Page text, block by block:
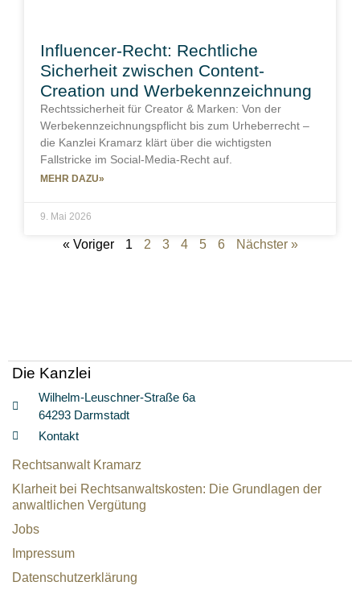
Influencer-Recht: Rechtliche
Sicherheit zwischen Content-
Creation und Werbekennzeichnung
Rechtssicherheit für Creator & Marken: Von der
Werbekennzeichnungspflicht bis zum Urheberrecht –
die Kanzlei Kramarz klärt über die wichtigsten
Fallstricke im Social-Media-Recht auf.
MEHR DAZU»
9. Mai 2026
« Voriger 1 2 3 4 5 6 Nächster »
Die Kanzlei
Wilhelm-Leuschner-Straße 6a
64293 Darmstadt
Kontakt
Rechtsanwalt Kramarz
Klarheit bei Rechtsanwaltskosten: Die Grundlagen der
anwaltlichen Vergütung
Jobs
Impressum
Datenschutzerklärung